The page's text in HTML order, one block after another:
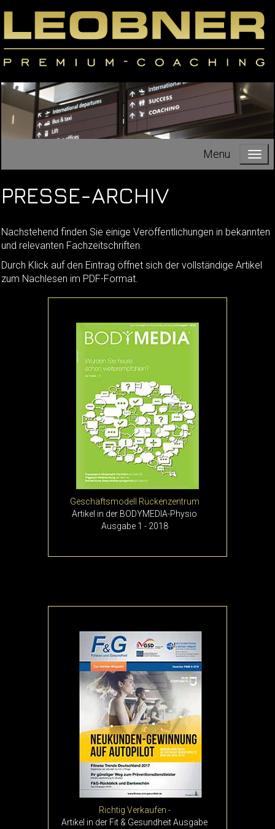
Menu
PRESSE-ARCHIV
Nachstehend finden Sie einige Veröffentlichungen in bekannten
und relevanten Fachzeitschriften.
Durch Klick auf den Eintrag öffnet sich der vollständige Artikel
zum Nachlesen im PDF-Format.
Geschäftsmodell Rückenzentrum
Artikel in der BODYMEDIA-Physio
Ausgabe 1 - 2018
Richtig Verkaufen -
Artikel in der Fit & Gesundheit Ausgabe